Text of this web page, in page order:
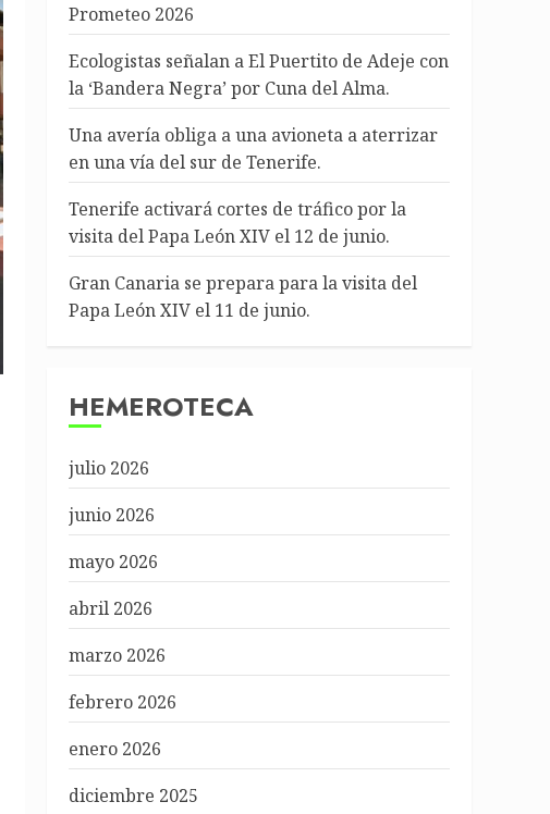
Prometeo 2026
Ecologistas señalan a El Puertito de Adeje con
la ‘Bandera Negra’ por Cuna del Alma.
Una avería obliga a una avioneta a aterrizar
en una vía del sur de Tenerife.
Tenerife activará cortes de tráfico por la
visita del Papa León XIV el 12 de junio.
Gran Canaria se prepara para la visita del
Papa León XIV el 11 de junio.
HEMEROTECA
julio 2026
junio 2026
mayo 2026
abril 2026
marzo 2026
febrero 2026
enero 2026
diciembre 2025